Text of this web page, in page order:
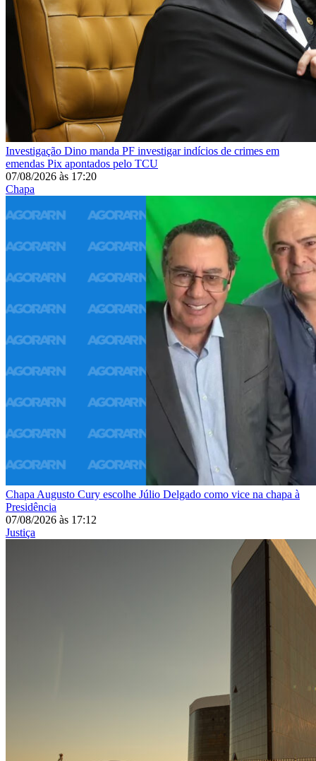
Investigação Dino manda PF investigar indícios de crimes em
emendas Pix apontados pelo TCU
07/08/2026 às 17:20
Chapa
Chapa Augusto Cury escolhe Júlio Delgado como vice na chapa à
Presidência
07/08/2026 às 17:12
Justiça